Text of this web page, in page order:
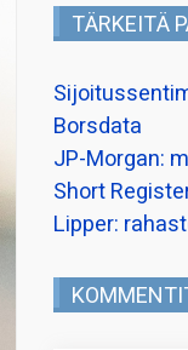
TÄRKEITÄ
Borsdata
JP-Morgan:
Short
Lipper: